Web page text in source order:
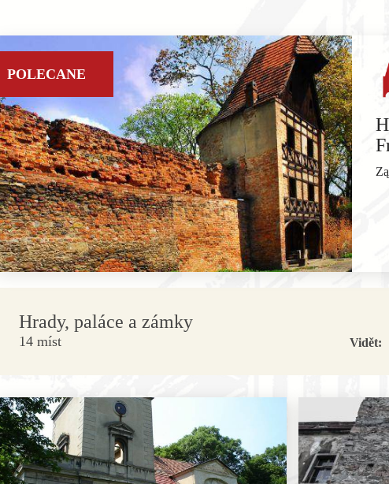
POLECANE
Hrady, paláce a zámky
14 míst Vidět: